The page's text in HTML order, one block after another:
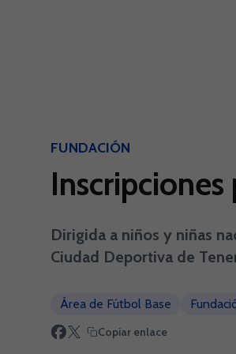
FUNDACIÓN
Dirigida a niños y niñas
Ciudad Deportiva de
Área de Fútbol Base
Copiar enlace